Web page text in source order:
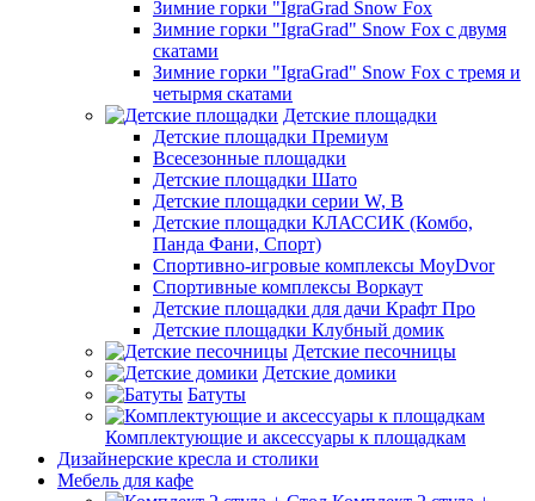
Зимние горки "IgraGrad Snow Fox
Зимние горки "IgraGrad" Snow Fox с двумя
скатами
Зимние горки "IgraGrad" Snow Fox с тремя и
четырмя скатами
Детские площадки
Детские площадки Премиум
Всесезонные площадки
Детские площадки Шато
Детские площадки серии W, В
Детские площадки КЛАССИК (Комбо,
Панда Фани, Спорт)
Спортивно-игровые комплексы MoyDvor
Спортивные комплексы Воркаут
Детские площадки для дачи Крафт Про
Детские площадки Клубный домик
Детские песочницы
Детские домики
Батуты
Комплектующие и аксессуары к площадкам
Дизайнерские кресла и столики
Мебель для кафе